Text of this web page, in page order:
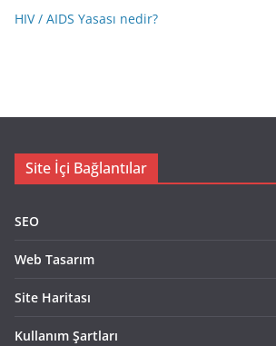
HIV / AIDS Yasası nedir?
Site İçi Bağlantılar
SEO
Web Tasarım
Site Haritası
Kullanım Şartları